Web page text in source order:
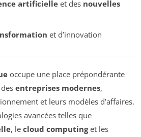
artificielleet des nouvelles
et d’innovation
occupe une place prépondérante
entreprises modernes,
et leurs modèles d’affaires.
avancées telles que
, le cloud computinget les